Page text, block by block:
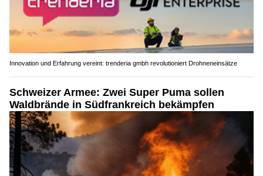
Innovation und Erfahrung vereint: trenderia gmbh revolutioniert Drohneneinsätze
Schweizer Armee: Zwei Super Puma sollen
Waldbrände in Südfrankreich bekämpfen